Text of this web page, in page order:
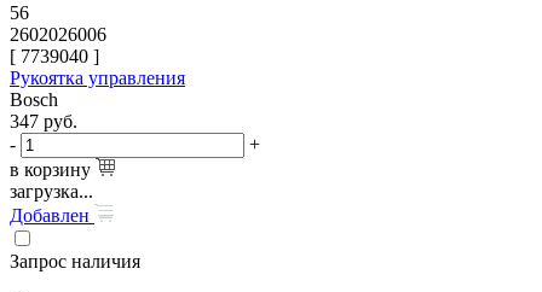
56
2602026006
[ 7739040 ]
Рукоятка управления
Bosch
347 руб.
-
+
в корзину
загрузка...
Добавлен
Запрос наличия